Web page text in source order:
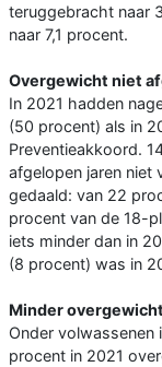
teruggebracht naar
naar 7,1 procent.
Overgewicht niet
In 2021 hadden
(50 procent) als in
Preventieakkoord.
afgelopen jaren niet
gedaald: van 22
procent van de 18-
iets minder dan in
(8 procent) was in
Minder
Onder
procent in 2021